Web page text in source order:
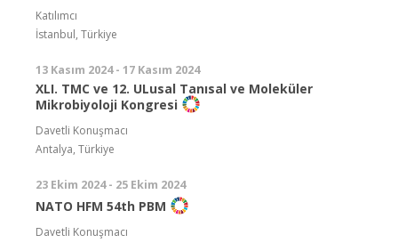
Katılımcı
İstanbul, Türkiye
13 Kasım 2024 - 17 Kasım 2024
XLI. TMC ve 12. ULusal Tanısal ve Moleküler
Mikrobiyoloji Kongresi
Davetli Konuşmacı
Antalya, Türkiye
23 Ekim 2024 - 25 Ekim 2024
NATO HFM 54th PBM
Davetli Konuşmacı